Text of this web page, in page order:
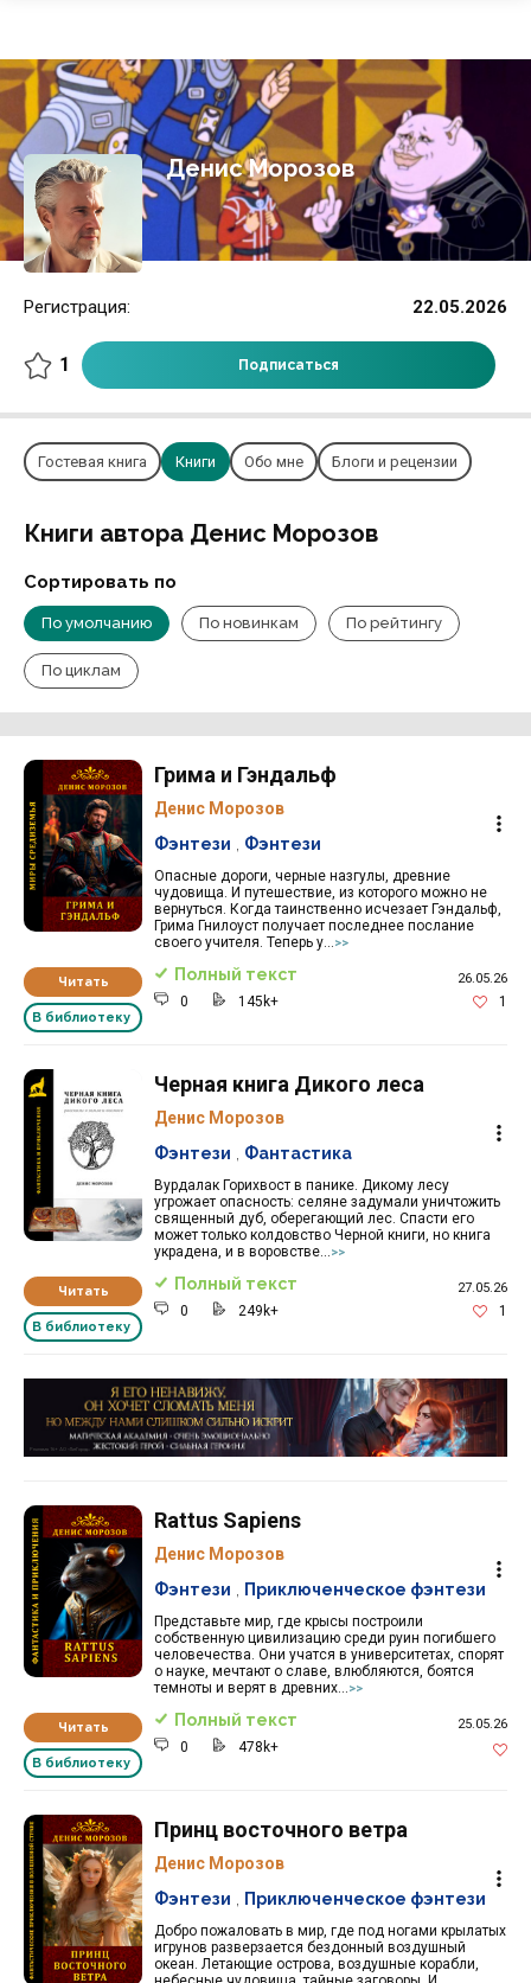
Денис Морозов
22.05.2026
Регистрация:
1 Подписаться
Гостевая книга Книги Обо мне Блоги и рецензии
Книги автора Денис Морозов
Сортировать по
По умолчанию По новинкам По рейтингу
По циклам
Читать
В библиотеку
Грима и Гэндальф
Денис Морозов
Опасные дороги, черные назгулы, древние
чудовища. И путешествие, из которого можно не
вернуться. Когда таинственно исчезает Гэндальф,
Грима Гнилоуст получает последнее послание
своего учителя. Теперь у...>>
Фэнтези Фэнтези
Полный текст 26.05.26
0 145k+ 1
Читать
В библиотеку
Черная книга Дикого леса
Денис Морозов
Вурдалак Горихвост в панике. Дикому лесу
угрожает опасность: селяне задумали уничтожить
священный дуб, оберегающий лес. Спасти его
может только колдовство Черной книги, но книга
украдена, и в воровстве...>>
Фэнтези Фантастика
Полный текст 27.05.26
0 249k+ 1
Реклама 16+ АО «ЛитГород»
Читать
В библиотеку
Rattus Sapiens
Денис Морозов
Представьте мир, где крысы построили
собственную цивилизацию среди руин погибшего
человечества. Они учатся в университетах, спорят
о науке, мечтают о славе, влюбляются, боятся
темноты и верят в древних...
>>
Фэнтези Приключенческое фэнтези
Полный текст 25.05.26
0 478k+
Принц восточного ветра
Денис Морозов
Добро пожаловать в мир, где под ногами крылатых
игрунов разверзается бездонный воздушный
океан. Летающие острова, воздушные корабли,
Фэнтези Приключенческое фэнтези